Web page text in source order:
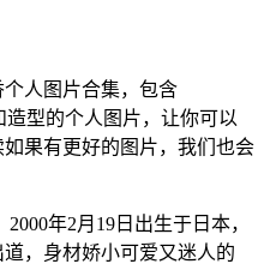
人图片合集，包含
造型的个人图片，让你可以
果有更好的图片，我们也会
年2月19日出生于日本，
道，身材娇小可爱又迷人的